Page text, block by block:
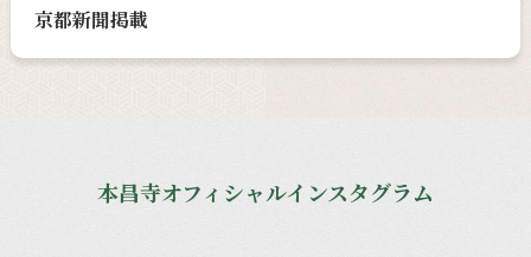
京都新聞掲載
本昌寺オフィシャルインスタグラム